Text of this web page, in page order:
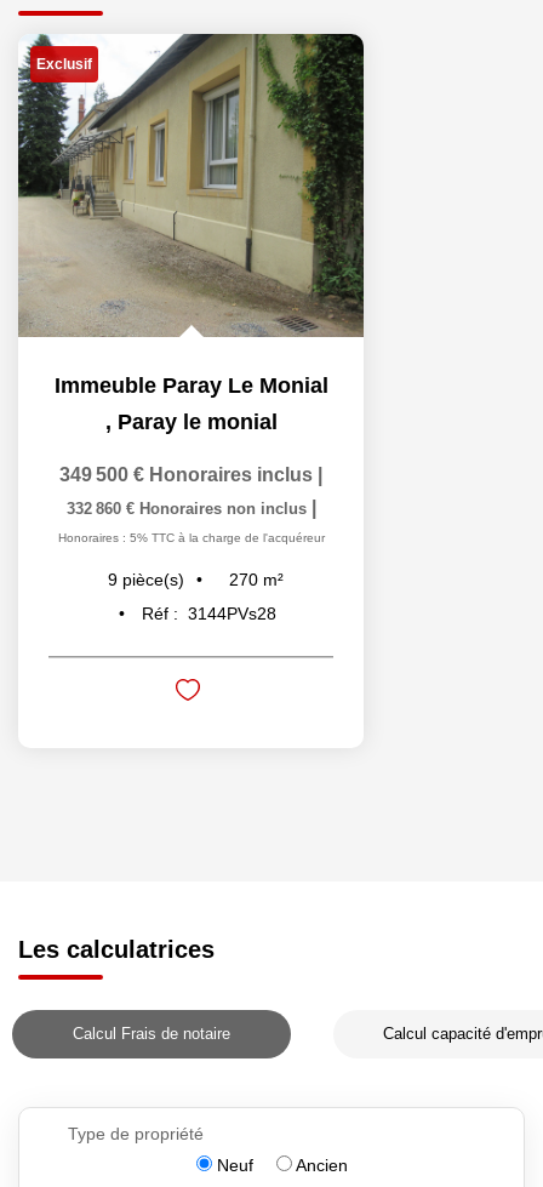
Exclusif
Immeuble Paray Le Monial
, Paray le monial
349 500 € Honoraires inclus
332 860 € Honoraires non inclus
Honoraires : 5% TTC à la charge de l'acquéreur
9 pièce(s) 270 m²
Réf : 3144PVs28
Les calculatrices
Calcul Frais de notaire Calcul capacité